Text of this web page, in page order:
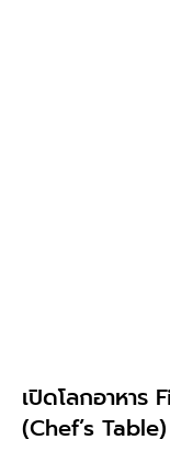
เปิดโลกอาหาร
(Chef’s